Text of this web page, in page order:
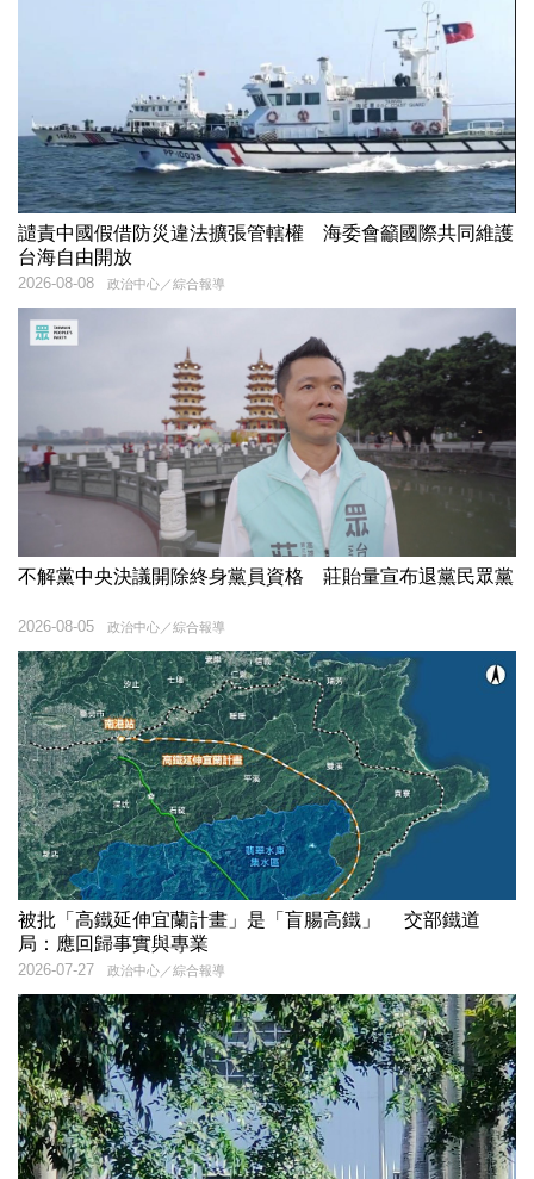
譴責中國假借防災違法擴張管轄權 海委會籲國際共同維護
台海自由開放
政治中心／綜合報導
2026-08-08
不解黨中央決議開除終身黨員資格 莊貽量宣布退黨民眾黨
政治中心／綜合報導
2026-08-05
被批「高鐵延伸宜蘭計畫」是「盲腸高鐵」 交部鐵道
局：應回歸事實與專業
政治中心／綜合報導
2026-07-27